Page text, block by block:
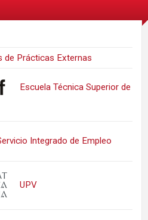
de Prácticas Externas
Escuela Técnica Superior de
Integrado de Empleo
UPV